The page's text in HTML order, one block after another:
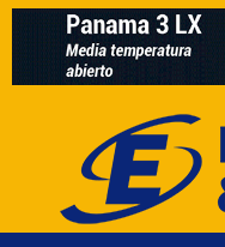
Saltar
contenido